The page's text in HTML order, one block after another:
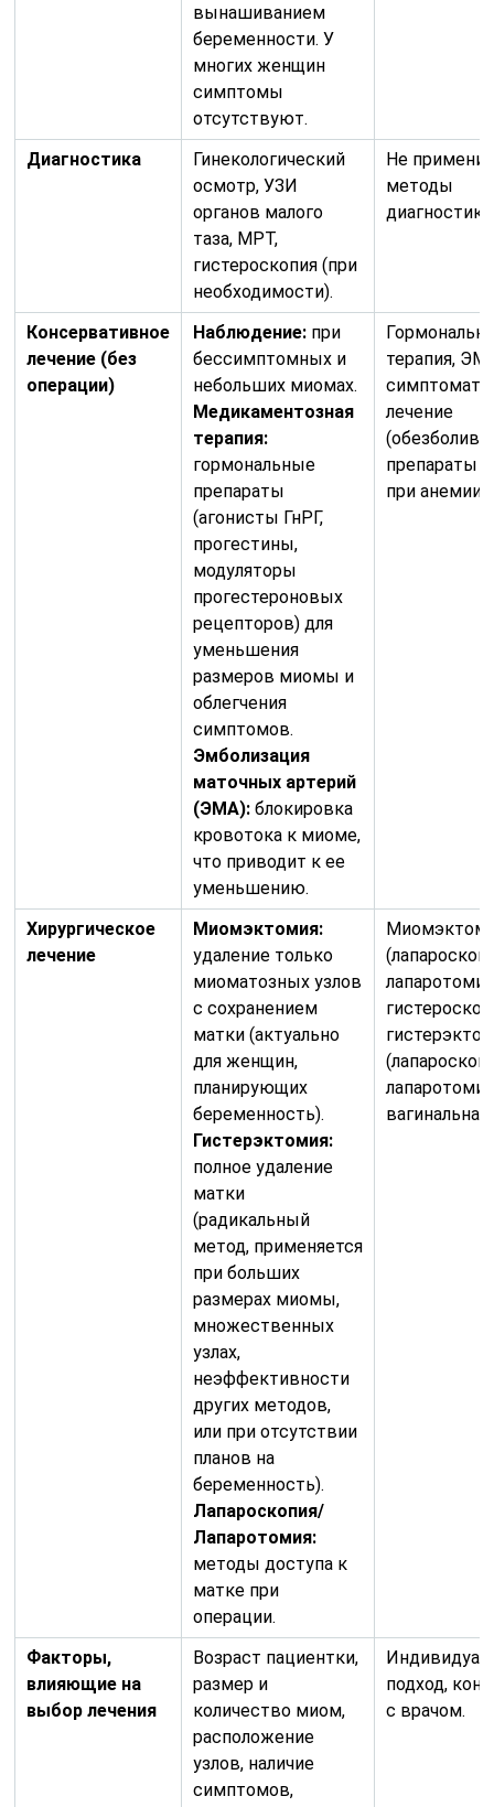
вынашиванием
беременности. У
многих женщин
симптомы
отсутствуют.
Диагностика
Гинекологический
осмотр, УЗИ
органов малого
таза, МРТ,
гистероскопия (при
необходимости).
Не
методы
Консервативное
лечение (без
операции)
Наблюдение: при
бессимптомных и
небольших миомах.
Медикаментозная
терапия:
гормональные
препараты
(агонисты ГнРГ,
прогестины,
модуляторы
прогестероновых
рецепторов) для
уменьшения
размеров миомы и
облегчения
симптомов.
Эмболизация
маточных артерий
(ЭМА): блокировка
кровотока к миоме,
что приводит к ее
уменьшению.
терапия,
лечение
препараты
при анемии).
Хирургическое
лечение
Миомэктомия:
удаление только
миоматозных узлов
с сохранением
матки (актуально
для женщин,
планирующих
беременность).
Гистерэктомия:
полное удаление
матки
(радикальный
метод, применяется
при больших
размерах миомы,
множественных
узлах,
неэффективности
других методов,
или при отсутствии
планов на
беременность).
Лапароскопия/
Лапаротомия:
методы доступа к
матке при
операции.
Факторы,
влияющие на
выбор лечения
Возраст пациентки,
размер и
количество миом,
расположение
узлов, наличие
симптомов,
подход,
с врачом.